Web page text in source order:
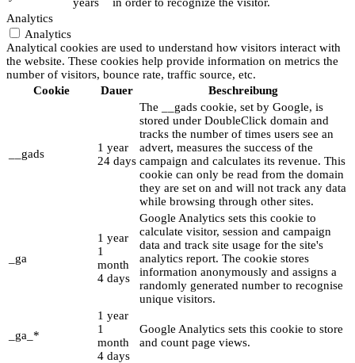
Analytics
Analytics
Analytical cookies are used to understand how visitors interact with
the website. These cookies help provide information on metrics the
number of visitors, bounce rate, traffic source, etc.
Cookie
Dauer Beschreibung
__gads
1 year
24 days
The __gads cookie, set by Google, is
stored under DoubleClick domain and
tracks the number of times users see an
advert, measures the success of the
campaign and calculates its revenue. This
cookie can only be read from the domain
they are set on and will not track any data
while browsing through other sites.
_ga
1 year
1
month
4 days
Google Analytics sets this cookie to
calculate visitor, session and campaign
data and track site usage for the site's
analytics report. The cookie stores
information anonymously and assigns a
randomly generated number to recognise
unique visitors.
_ga_*
1 year
1
month
4 days
Google Analytics sets this cookie to store
and count page views.